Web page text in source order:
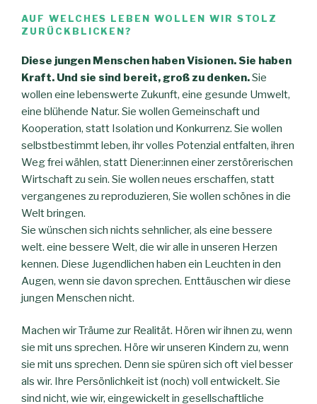
AUF WELCHES LEBEN WOLLEN WIR STOLZ
ZURÜCKBLICKEN?
Diese jungen Menschen haben Visionen. Sie haben
Kraft. Und sie sind bereit, groß zu denken.Sie
wollen eine lebenswerte Zukunft, eine gesunde Umwelt,
eine blühende Natur. Sie wollen Gemeinschaft und
Kooperation, statt Isolation und Konkurrenz. Sie wollen
selbstbestimmt leben, ihr volles Potenzial entfalten, ihren
Weg frei wählen, statt Diener:innen einer zerstörerischen
Wirtschaft zu sein. Sie wollen neues erschaffen, statt
vergangenes zu reproduzieren, Sie wollen schönes in die
Welt bringen.
Sie wünschen sich nichts sehnlicher, als eine bessere
welt. eine bessere Welt, die wir alle in unseren Herzen
kennen. Diese Jugendlichen haben ein Leuchten in den
Augen, wenn sie davon sprechen. Enttäuschen wir diese
jungen Menschen nicht.
Machen wir Träume zur Realität. Hören wir ihnen zu, wenn
sie mit uns sprechen. Höre wir unseren Kindern zu, wenn
sie mit uns sprechen. Denn sie spüren sich oft viel besser
als wir. Ihre Persönlichkeit ist (noch) voll entwickelt. Sie
sind nicht, wie wir, eingewickelt in gesellschaftliche